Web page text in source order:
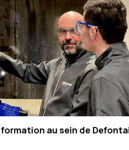
au sein de